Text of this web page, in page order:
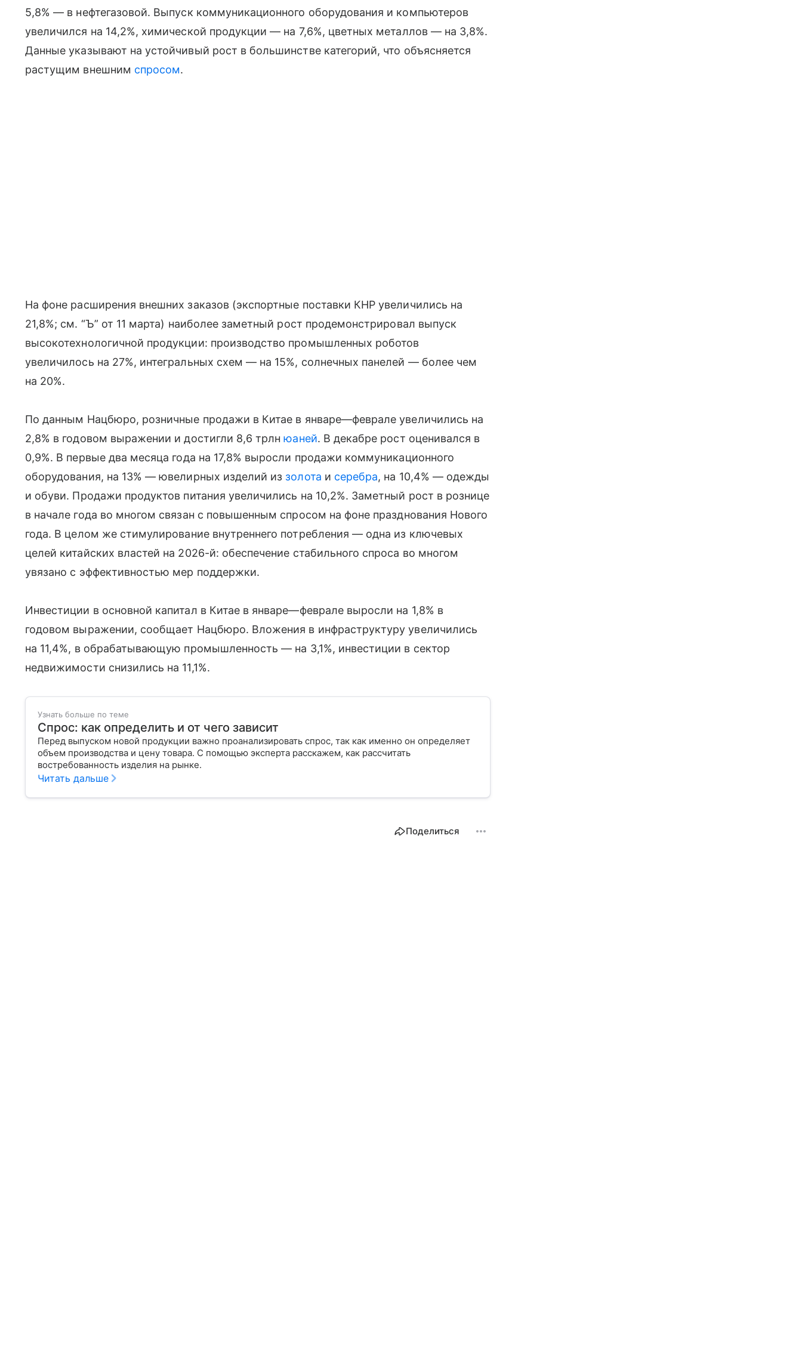
5,8% — в нефтегазовой. Выпуск коммуникационного оборудования и компьютеров
увеличился на 14,2%, химической продукции — на 7,6%, цветных металлов — на 3,8%.
Данные указывают на устойчивый рост в большинстве категорий, что объясняется
растущим внешним спросом.
На фоне расширения внешних заказов (экспортные поставки КНР увеличились на
21,8%; см. “Ъ” от 11 марта) наиболее заметный рост продемонстрировал выпуск
высокотехнологичной продукции: производство промышленных роботов
увеличилось на 27%, интегральных схем — на 15%, солнечных панелей — более чем
на 20%.
По данным Нацбюро, розничные продажи в Китае в январе—феврале увеличились на
2,8% в годовом выражении и достигли 8,6 трлнюаней. В декабре рост оценивался в
0,9%. В первые два месяца года на 17,8% выросли продажи коммуникационного
оборудования, на 13% — ювелирных изделий из золота и серебра, на 10,4% — одежды
и обуви. Продажи продуктов питания увеличились на 10,2%. Заметный рост в рознице
в начале года во многом связан с повышенным спросом на фоне празднования Нового
года. В целом же стимулирование внутреннего потребления — одна из ключевых
целей китайских властей на 2026-й: обеспечение стабильного спроса во многом
увязано с эффективностью мер поддержки.
Инвестиции в основной капитал в Китае в январе—феврале выросли на 1,8% в
годовом выражении, сообщает Нацбюро. Вложения в инфраструктуру увеличились
на 11,4%, в обрабатывающую промышленность — на 3,1%, инвестиции в сектор
недвижимости снизились на 11,1%.
Узнать больше по теме
Спрос: как определить и от чего зависит
Перед выпуском новой продукции важно проанализировать спрос, так как именно он определяет
объем производства и цену товара. С помощью эксперта расскажем, как рассчитать
востребованность изделия на рынке.
Читать дальше
Поделиться